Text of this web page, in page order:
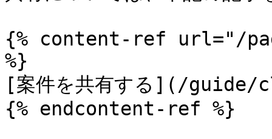
{% content-ref url="/
%}
[案件を共有する](/
{% endcontent-ref %}